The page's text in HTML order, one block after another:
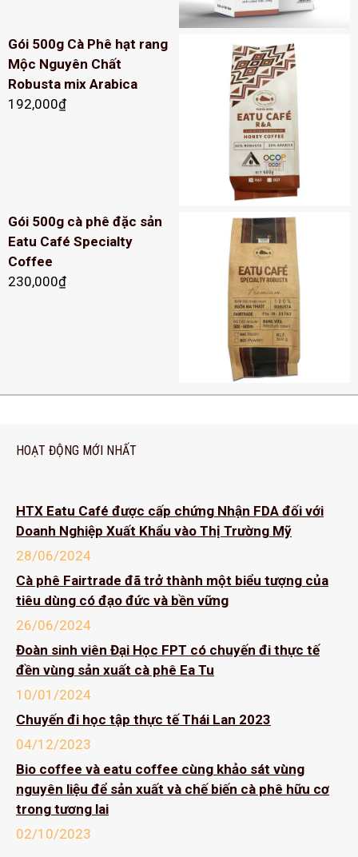
Gói 500g Cà Phê hạt rang
Mộc Nguyên Chất
Robusta mix Arabica
192,000₫
Gói 500g cà phê đặc sản
Eatu Café Specialty
Coffee
230,000₫
HOẠT ĐỘNG MỚI NHẤT
HTX Eatu Café được cấp chứng Nhận FDA đối với
Doanh Nghiệp Xuất Khẩu vào Thị Trường Mỹ
28/06/2024
Cà phê Fairtrade đã trở thành một biểu tượng của
tiêu dùng có đạo đức và bền vững
26/06/2024
Đoàn sinh viên Đại Học FPT có chuyến đi thực tế
đền vùng sản xuất cà phê Ea Tu
10/01/2024
Chuyến đi học tập thực tế Thái Lan 2023
04/12/2023
Bio coffee và eatu coffee cùng khảo sát vùng
nguyên liệu để sản xuất và chế biến cà phê hữu cơ
trong tương lai
02/10/2023